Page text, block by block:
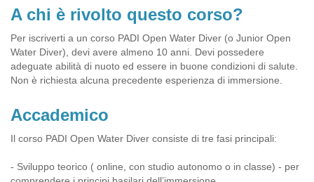
A chi è rivolto questo corso?
Per iscriverti a un corso PADI Open Water Diver (o Junior Open
Water Diver), devi avere almeno 10 anni. Devi possedere
adeguate abilità di nuoto ed essere in buone condizioni di salute.
Non è richiesta alcuna precedente esperienza di immersione.
Accademico
Il corso PADI Open Water Diver consiste di tre fasi principali:
- Sviluppo teorico ( online, con studio autonomo o in classe) - per